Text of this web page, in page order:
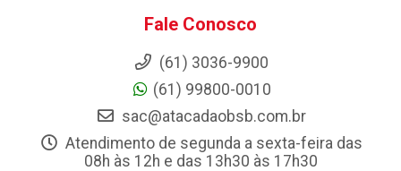
Fale Conosco
(61) 3036-9900
(61) 99800-0010
sac@atacadaobsb.com.br
Atendimento de segunda a sexta-feira das
08h às 12h e das 13h30 às 17h30